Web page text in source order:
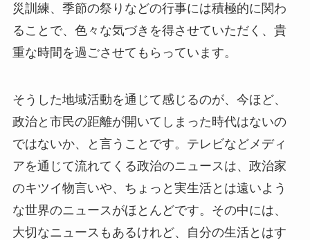
災訓練、季節の祭りなどの行事には積極的に関わ
ることで、色々な気づきを得させていただく、貴
重な時間を過ごさせてもらっています。
そうした地域活動を通じて感じるのが、今ほど、
政治と市民の距離が開いてしまった時代はないの
ではないか、と言うことです。テレビなどメディ
アを通じて流れてくる政治のニュースは、政治家
のキツイ物言いや、ちょっと実生活とは遠いよう
な世界のニュースがほとんどです。その中には、
大切なニュースもあるけれど、自分の生活とはす